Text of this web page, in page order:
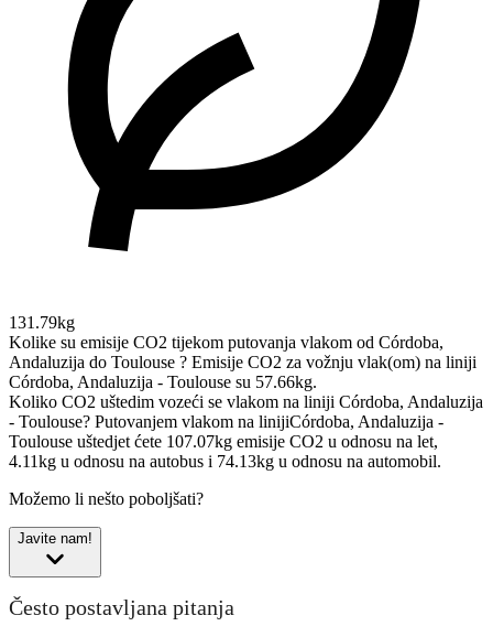
131.79kg
Kolike su emisije CO2 tijekom putovanja vlakom od Córdoba,
Andaluzija do Toulouse ? Emisije CO2 za vožnju vlak(om) na liniji
Córdoba, Andaluzija - Toulouse su 57.66kg.
Koliko CO2 uštedim vozeći se vlakom na liniji Córdoba, Andaluzija
- Toulouse? Putovanjem vlakom na linijiCórdoba, Andaluzija -
Toulouse uštedjet ćete 107.07kg emisije CO2 u odnosu na let,
4.11kg u odnosu na autobus i 74.13kg u odnosu na automobil.
Možemo li nešto poboljšati?
Javite nam!
Često postavljana pitanja